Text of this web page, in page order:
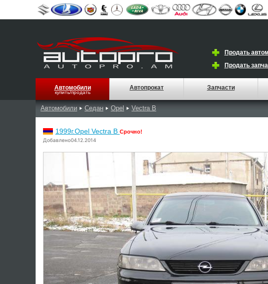
Продать
Продать
Автомобили
купить/продать
Автопрокат Запчасти
Автомобили Седан Opel Vectra B
1999г.Opel Vectra B Срочно!
Добавлено04.12.2014